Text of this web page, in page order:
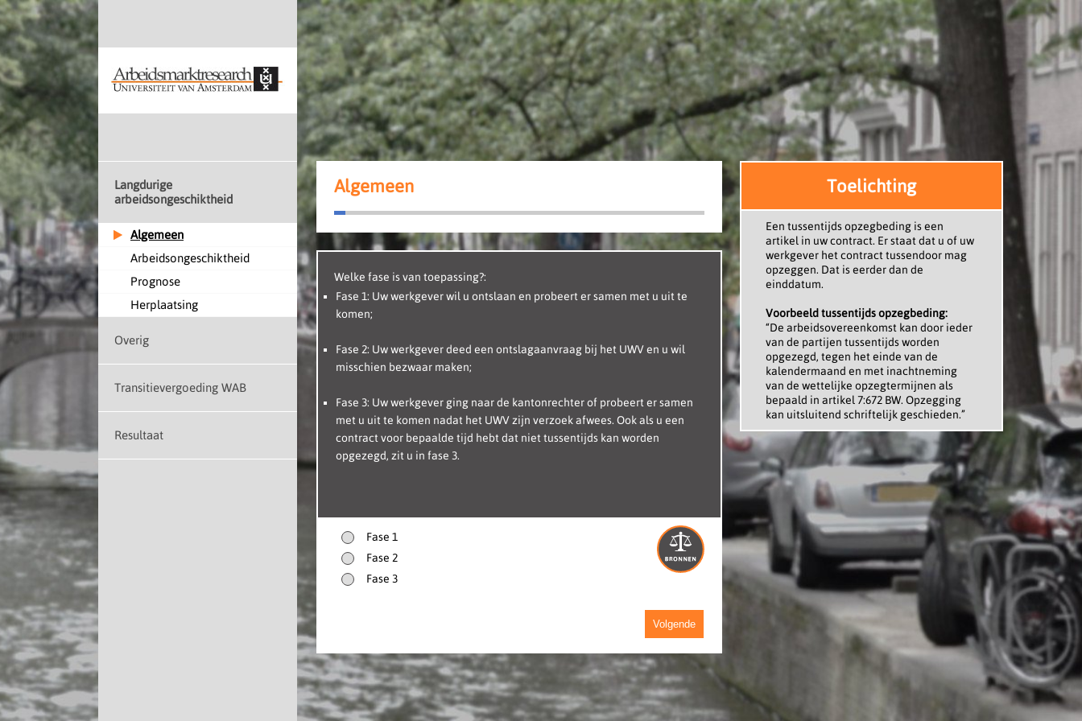
Langdurige
arbeidsongeschiktheid
Algemeen
Arbeidsongeschiktheid
Prognose
Herplaatsing
Overig
Transitievergoeding WAB
Resultaat
Algemeen
Welke fase is van toepassing?:
Fase 1: Uw werkgever wil u ontslaan en probeert er samen met u uit te
komen;
Fase 2: Uw werkgever deed een ontslagaanvraag bij het UWV en u wil
misschien bezwaar maken;
Fase 3: Uw werkgever ging naar de kantonrechter of probeert er samen
met u uit te komen nadat het UWV zijn verzoek afwees. Ook als u een
contract voor bepaalde tijd hebt dat niet tussentijds kan worden
opgezegd, zit u in fase 3.
Fase 1
Fase 2
Fase 3
Volgende
Toelichting
Een tussentijds opzegbeding is een
artikel in uw contract. Er staat dat u of uw
werkgever het contract tussendoor mag
opzeggen. Dat is eerder dan de
einddatum.
Voorbeeld tussentijds opzegbeding:
“De arbeidsovereenkomst kan door ieder
van de partijen tussentijds worden
opgezegd, tegen het einde van de
kalendermaand en met inachtneming
van de wettelijke opzegtermijnen als
bepaald in artikel 7:672 BW. Opzegging
kan uitsluitend schriftelijk geschieden.”